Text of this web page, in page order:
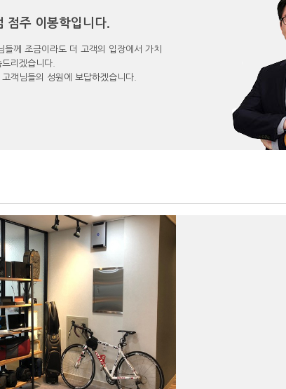
점주 이봉학입니다.
들께 조금이라도 더 고객의 입장에서 가치
리겠습니다.
객님들의 성원에 보답하겠습니다.